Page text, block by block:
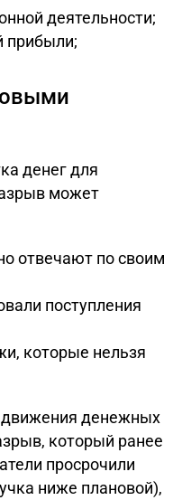
деятельности;
прибыли;
денег для
может
отвечают по своим
поступления
которые нельзя
движения денежных
который ранее
просрочили
ниже плановой),